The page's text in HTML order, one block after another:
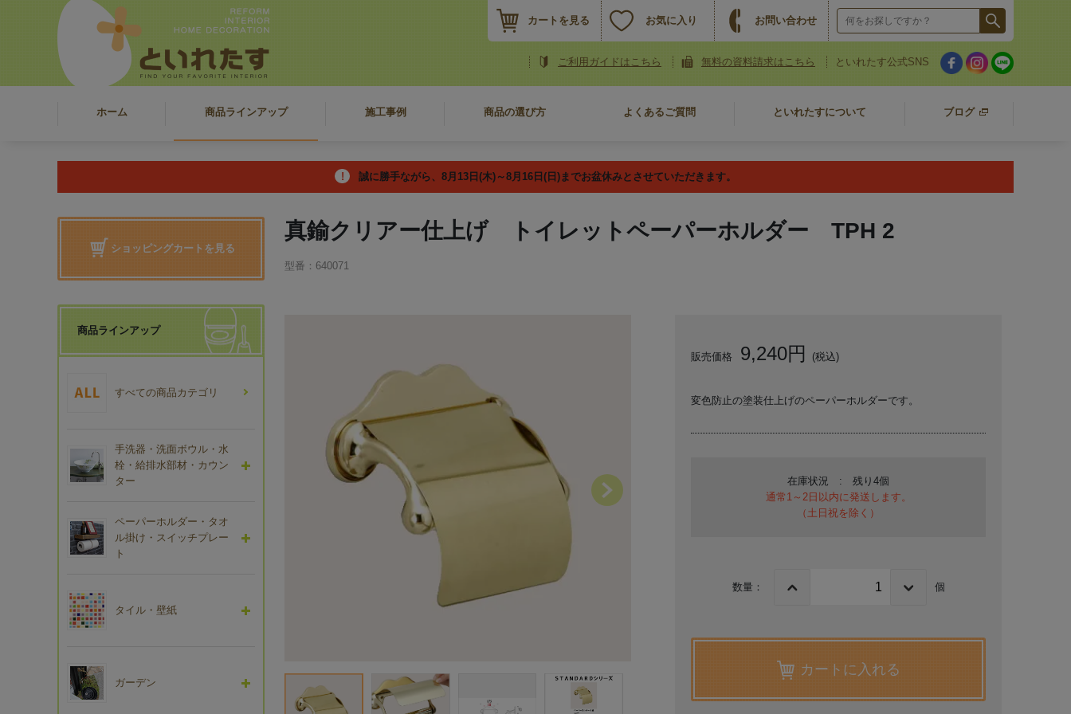
カートを見る お気に入り お問い合わせ
ご利用ガイドはこちら 無料の資料請求はこちら といれたす公式SNS
ホーム 商品ラインアップ 施工事例 商品の選び方 よくあるご質問 といれたすについて ブログ
誠に勝手ながら、8月13日(木)～8月16日(日)までお盆休みとさせていただきます。
真鍮クリアー仕上げ トイレットペーパーホルダー TPH 2
型番：640071
販売価格 9,240円 (税込)
変色防止の塗装仕上げのペーパーホルダーです。
在庫状況 : 残り4個
通常1～2日以内に発送します。
（土日祝を除く）
数量： 個
カートに入れる
ショッピングカートを見る
商品ラインアップ
すべての商品カテゴリ
手洗器・洗面ボウル・水
栓・給排水部材・カウン
ター
ペーパーホルダー・タオ
ル掛け・スイッチプレー
ト
タイル・壁紙
ガーデン